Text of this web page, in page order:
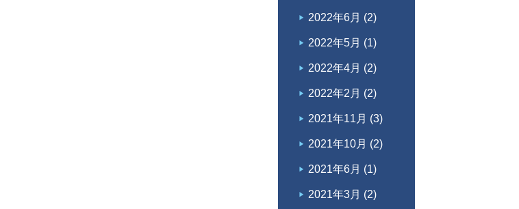
2022年6月 (2)
2022年5月 (1)
2022年4月 (2)
2022年2月 (2)
2021年11月 (3)
2021年10月 (2)
2021年6月 (1)
2021年3月 (2)